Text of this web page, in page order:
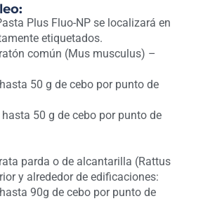
Plus Fluo-NP se localizará en
etiquetados.
común (Mus musculus) –
50 g de cebo por punto de
50 g de cebo por punto de
parda o de alcantarilla (Rattus
y alrededor de edificaciones:
90g de cebo por punto de